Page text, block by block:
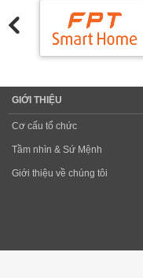
GIỚI THIỆU
Cơ cấu tổ chức
Tầm nhìn & Sứ Mệnh
Giới thiệu về chúng tôi